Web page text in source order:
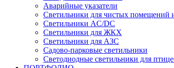
Аварийные указатели
Светильники для чистых помещений
Светильники AC/DC
Светильники для ЖКХ
Светильники для АЗС
Садово-парковые светильники
Светодиодные светильники для